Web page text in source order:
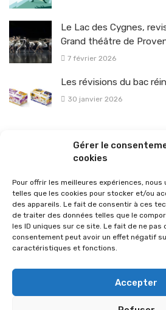
Gérer le
cookies
Pour offrir les meilleures expériences,
telles que les cookies pour stocker et/ou
des appareils. Le fait de consentir à ces
de traiter des données telles que le
les ID uniques sur ce site. Le fait de ne
consentement peut avoir un effet négatif
caractéristiques et fonctions.
Accepter
Le Lac des Cygnes,
Grand théâtre de
7 février 2026
Les révisions du bac
30 janvier 2026